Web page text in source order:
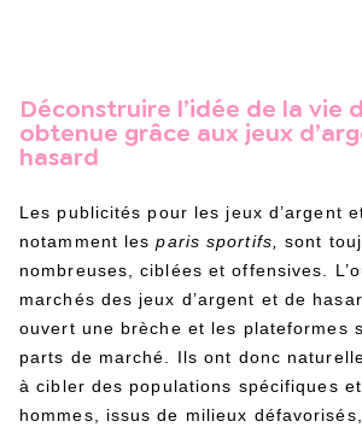
Déconstruire l’idée de la vie
obtenue grâce aux jeux
hasard
Les publicités pour les jeux d’argent
notamment lesparis sportifs, sont
nombreuses, ciblées et offensives.
marchés des jeux d’argent et de
ouvert une brèche et les plateformes
parts de marché. Ils ont donc
à cibler des populations spécifiques
hommes, issus de milieux